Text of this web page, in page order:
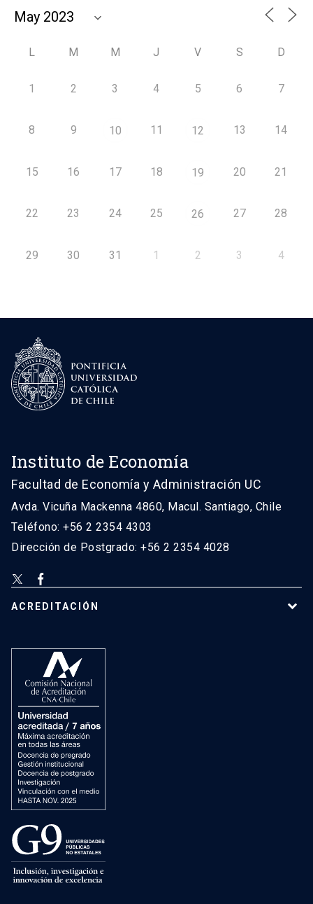
L M M J V S D
1 2 3 4 5 6 7
8 9 10 11 12 13 14
15 16 17 18 19 20 21
22 23 24 25 26 27 28
29 30 31 1 2 3 4
Instituto de Economía
Facultad de Economía y Administración UC
Avda. Vicuña Mackenna 4860, Macul. Santiago, Chile
Teléfono: +56 2 2354 4303
Dirección de Postgrado: +56 2 2354 4028
ACREDITACIÓN